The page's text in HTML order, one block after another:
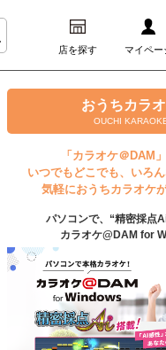
店を探す マイペー
ログイン
マイページ
プレミアムサービス
DAM★とも動画
DAM★とも録音
カラオケ＠DAM
おうちカラ
OUCHI
「カラオケ＠DAM」
いつでもどこでも、いろ
気軽におうちカラオケ
パソコンで、“精密採点
カラオケ@DAM for